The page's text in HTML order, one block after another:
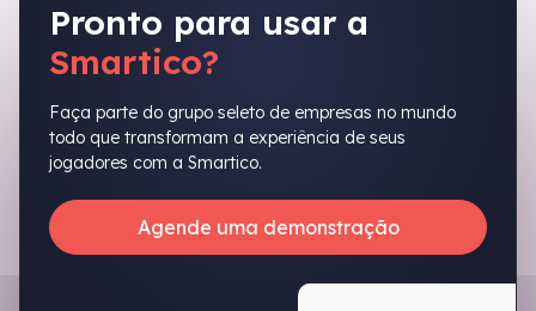
Pronto para usar a
Smartico?
Faça parte do grupo seleto de empresas no mundo
todo que transformam a experiência de seus
jogadores com a Smartico.
Agende uma demonstração